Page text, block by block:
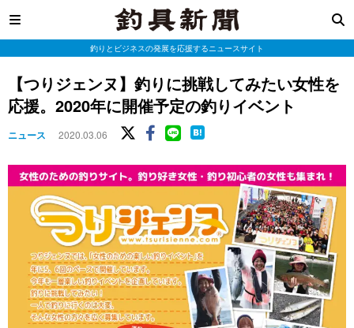
釣りとビジネスの発展を応援するニュースサイト
【つりジェンヌ】釣りに挑戦してみたい女性を
応援。2020年に開催予定の釣りイベント
ニュース 2020.03.06